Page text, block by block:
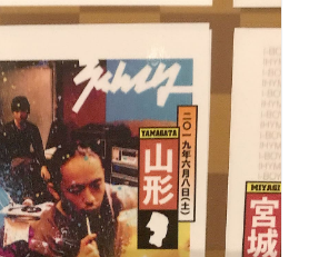
CINEMA
ALBUM
SINGLE
ARCHIVES